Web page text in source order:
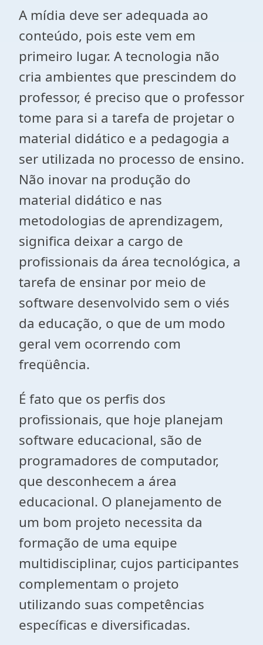
A mídia deve ser adequada ao
conteúdo, pois este vem em
primeiro lugar. A tecnologia não
cria ambientes que prescindem do
professor, é preciso que o professor
tome para si a tarefa de projetar o
material didático e a pedagogia a
ser utilizada no processo de ensino.
Não inovar na produção do
material didático e nas
metodologias de aprendizagem,
significa deixar a cargo de
profissionais da área tecnológica, a
tarefa de ensinar por meio de
software desenvolvido sem o viés
da educação, o que de um modo
geral vem ocorrendo com
freqüência.
É fato que os perfis dos
profissionais, que hoje planejam
software educacional, são de
programadores de computador,
que desconhecem a área
educacional. O planejamento de
um bom projeto necessita da
formação de uma equipe
multidisciplinar, cujos participantes
complementam o projeto
utilizando suas competências
específicas e diversificadas.